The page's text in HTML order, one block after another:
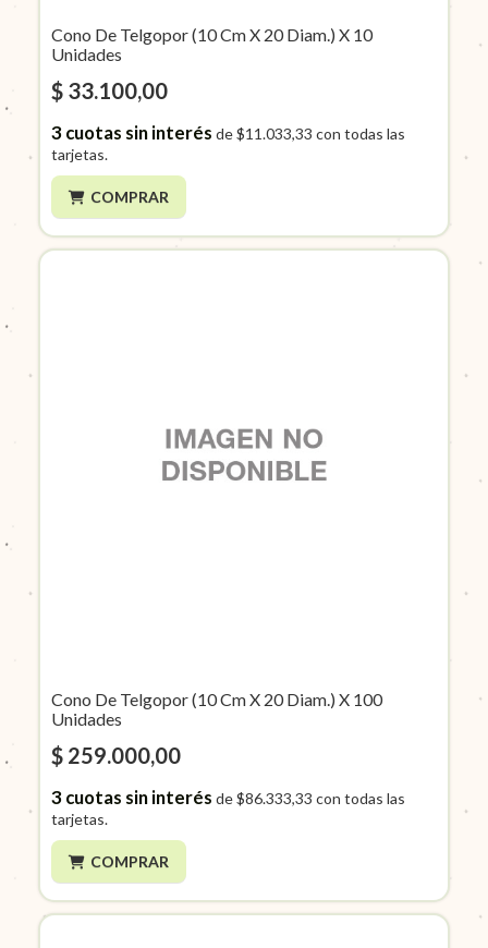
Cono De Telgopor (10 Cm X 20 Diam.) X 10
Unidades
$ 33.100,00
3cuotas sin interés de$11.033,33 con todas las
tarjetas.
COMPRAR
Cono De Telgopor (10 Cm X 20 Diam.) X 100
Unidades
$ 259.000,00
3cuotas sin interés de$86.333,33 con todas las
tarjetas.
COMPRAR